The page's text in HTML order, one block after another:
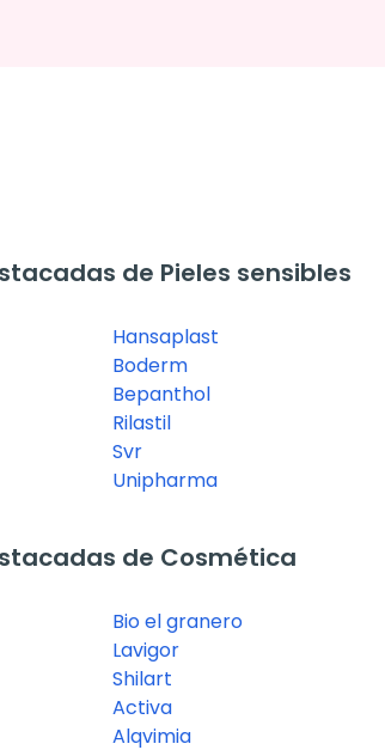
de Pieles sensibles
Hansaplast
Boderm
Bepanthol
Rilastil
Svr
Unipharma
de Cosmética
Bio el granero
Lavigor
Shilart
Activa
Alqvimia